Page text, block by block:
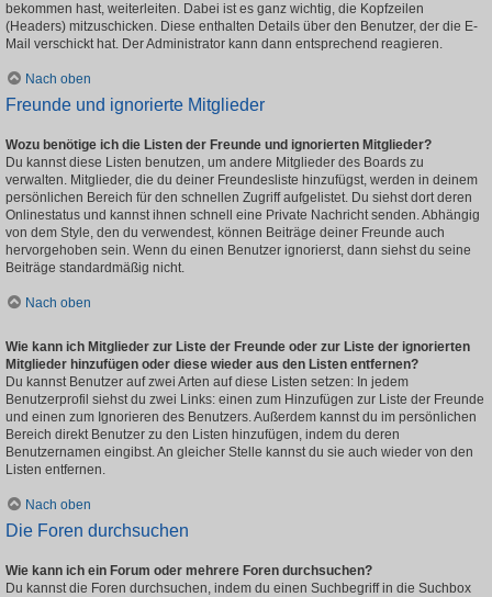
bekommen hast, weiterleiten. Dabei ist es ganz wichtig, die Kopfzeilen
(Headers) mitzuschicken. Diese enthalten Details über den Benutzer, der die E-
Mail verschickt hat. Der Administrator kann dann entsprechend reagieren.
Nach oben
Freunde und ignorierte Mitglieder
Wozu benötige ich die Listen der Freunde und ignorierten Mitglieder?
Du kannst diese Listen benutzen, um andere Mitglieder des Boards zu
verwalten. Mitglieder, die du deiner Freundesliste hinzufügst, werden in deinem
persönlichen Bereich für den schnellen Zugriff aufgelistet. Du siehst dort deren
Onlinestatus und kannst ihnen schnell eine Private Nachricht senden. Abhängig
von dem Style, den du verwendest, können Beiträge deiner Freunde auch
hervorgehoben sein. Wenn du einen Benutzer ignorierst, dann siehst du seine
Beiträge standardmäßig nicht.
Nach oben
Wie kann ich Mitglieder zur Liste der Freunde oder zur Liste der ignorierten
Mitglieder hinzufügen oder diese wieder aus den Listen entfernen?
Du kannst Benutzer auf zwei Arten auf diese Listen setzen: In jedem
Benutzerprofil siehst du zwei Links: einen zum Hinzufügen zur Liste der Freunde
und einen zum Ignorieren des Benutzers. Außerdem kannst du im persönlichen
Bereich direkt Benutzer zu den Listen hinzufügen, indem du deren
Benutzernamen eingibst. An gleicher Stelle kannst du sie auch wieder von den
Listen entfernen.
Nach oben
Die Foren durchsuchen
Wie kann ich ein Forum oder mehrere Foren durchsuchen?
Du kannst die Foren durchsuchen, indem du einen Suchbegriff in die Suchbox